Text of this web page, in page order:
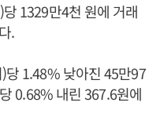
1329만4천 원에 거래
.
당 1.48% 낮아진 45만97
0.68% 내린 367.6원에